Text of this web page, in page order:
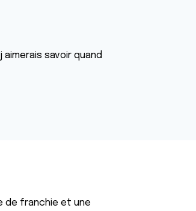
savoir quand
de franchie et une